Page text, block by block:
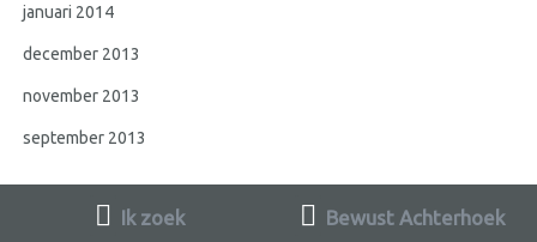
januari 2014
december 2013
november 2013
september 2013
Ik zoek Bewust Achterhoek